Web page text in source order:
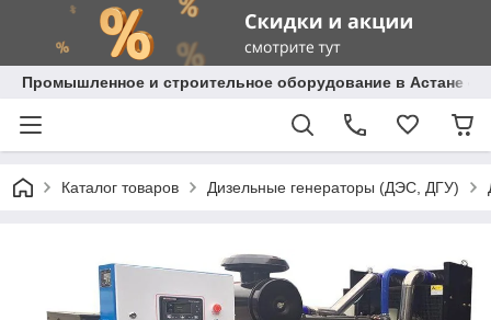
Промышленное и строительное оборудование в Астане с
Каталог товаров Дизельные генераторы (ДЭС, ДГУ)